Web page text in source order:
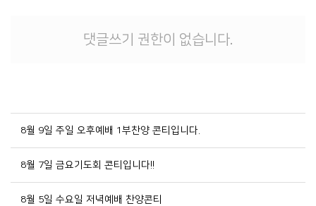
댓글쓰기 권한이 없습니다.
8월 9일 주일 오후예배 1부찬양 콘티입니다.
8월 7일 금요기도회 콘티입니다!!
8월 5일 수요일 저녁예배 찬양콘티